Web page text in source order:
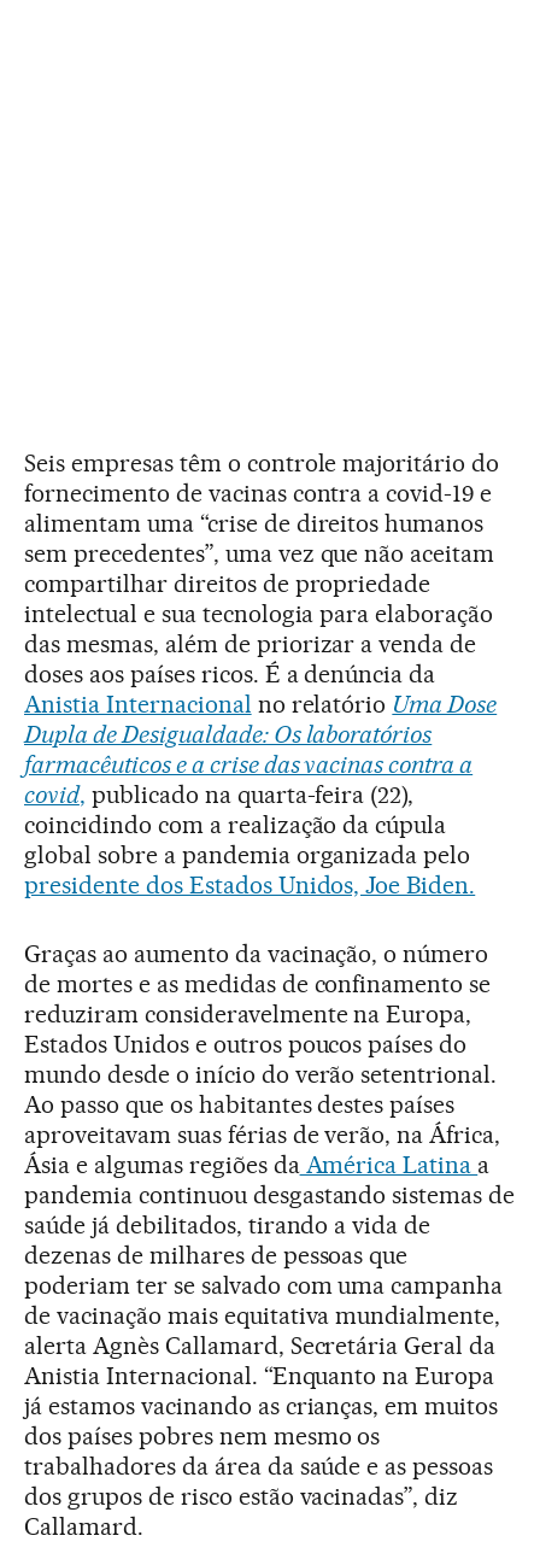
Seis empresas têm o controle majoritário do
fornecimento de vacinas contra a covid-19 e
alimentam uma “crise de direitos humanos
sem precedentes”, uma vez que não aceitam
compartilhar direitos de propriedade
intelectual e sua tecnologia para elaboração
das mesmas, além de priorizar a venda de
doses aos países ricos. É a denúncia da
Anistia Internacional no relatório Uma Dose
Dupla de Desigualdade: Os laboratórios
farmacêuticos e a crise das vacinas contra a
covid, publicado na quarta-feira (22),
coincidindo com a realização da cúpula
global sobre a pandemia organizada pelo
presidente dos Estados Unidos, Joe Biden.
Graças ao aumento da vacinação, o número
de mortes e as medidas de confinamento se
reduziram consideravelmente na Europa,
Estados Unidos e outros poucos países do
mundo desde o início do verão setentrional.
Ao passo que os habitantes destes países
aproveitavam suas férias de verão, na África,
Ásia e algumas regiões daAmérica Latina a
pandemia continuou desgastando sistemas de
saúde já debilitados, tirando a vida de
dezenas de milhares de pessoas que
poderiam ter se salvado com uma campanha
de vacinação mais equitativa mundialmente,
alerta Agnès Callamard, Secretária Geral da
Anistia Internacional. “Enquanto na Europa
já estamos vacinando as crianças, em muitos
dos países pobres nem mesmo os
trabalhadores da área da saúde e as pessoas
dos grupos de risco estão vacinadas”, diz
Callamard.